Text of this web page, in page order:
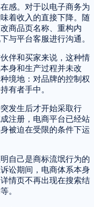
感。对于以电子商务为
着收入的直接下降。随
商品页名称、重构内
与平台客服进行沟通。
伴和买家来说，这种情
身和生产过程并未改
境地：对品牌的控制权
有者手中。
发生后才开始采取行
注册，电商平台已经站
被迫在受限的条件下运
自己是商标流氓行为的
讼期间，电商体系本身
情页不再出现在搜索结
。